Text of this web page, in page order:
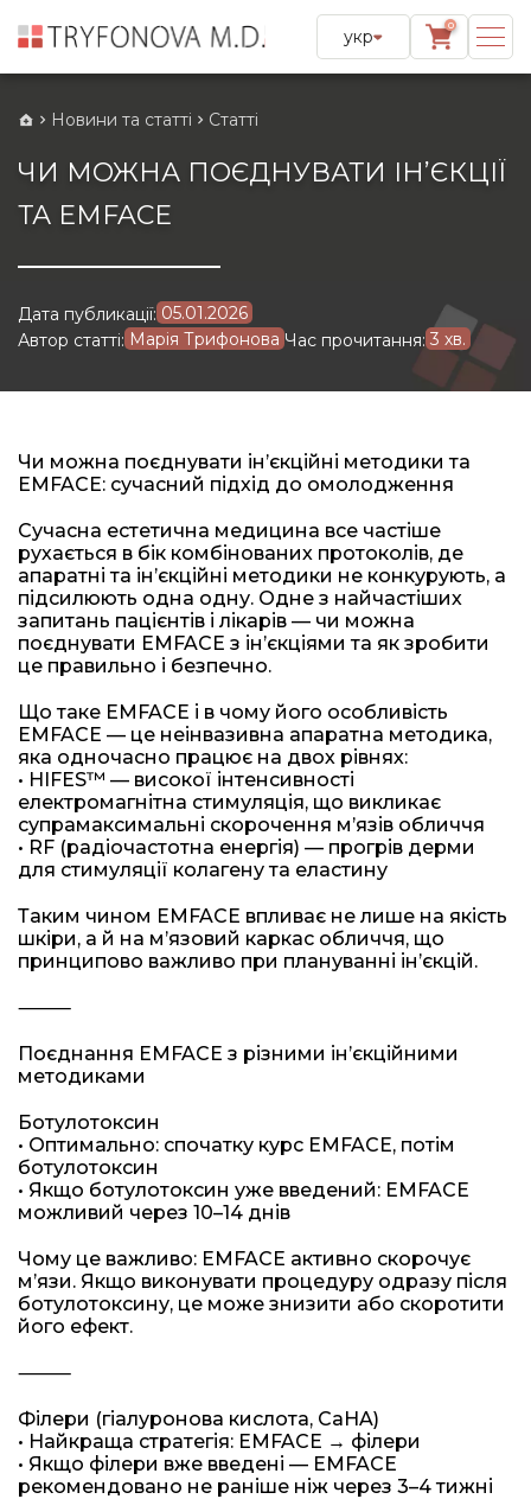
укр
0
Новини та статті Статті
ЧИ МОЖНА ПОЄДНУВАТИ ІН’ЄКЦІЇ
ТА EMFACE
Дата публикації: 05.01.2026
Автор статті: Марія Трифонова Час прочитання: 3 хв.
Чи можна поєднувати інʼєкційні методики та
EMFACE: сучасний підхід до омолодження
Сучасна естетична медицина все частіше
рухається в бік комбінованих протоколів, де
апаратні та інʼєкційні методики не конкурують, а
підсилюють одна одну. Одне з найчастіших
запитань пацієнтів і лікарів — чи можна
поєднувати EMFACE з інʼєкціями та як зробити
це правильно і безпечно.
Що таке EMFACE і в чому його особливість
EMFACE — це неінвазивна апаратна методика,
яка одночасно працює на двох рівнях:
• HIFES™ — високої інтенсивності
електромагнітна стимуляція, що викликає
супрамаксимальні скорочення м’язів обличчя
• RF (радіочастотна енергія) — прогрів дерми
для стимуляції колагену та еластину
Таким чином EMFACE впливає не лише на якість
шкіри, а й на м’язовий каркас обличчя, що
принципово важливо при плануванні інʼєкцій.
⸻
Поєднання EMFACE з різними інʼєкційними
методиками
Ботулотоксин
• Оптимально: спочатку курс EMFACE, потім
ботулотоксин
• Якщо ботулотоксин уже введений: EMFACE
можливий через 10–14 днів
Чому це важливо: EMFACE активно скорочує
мʼязи. Якщо виконувати процедуру одразу після
ботулотоксину, це може знизити або скоротити
його ефект.
⸻
Філери (гіалуронова кислота, CaHA)
• Найкраща стратегія: EMFACE → філери
• Якщо філери вже введені — EMFACE
рекомендовано не раніше ніж через 3–4 тижні